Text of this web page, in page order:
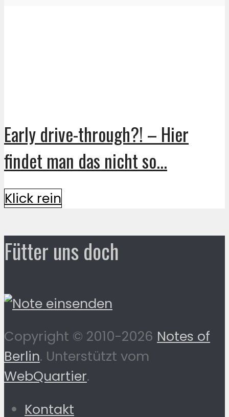
Early drive-through?! – Hier
findet man das nicht so...
Klick rein
Fütter uns doch
Copyright © 2010-2026 Notes of
Berlin. Unterstützt vom
WebQuartier.
Kontakt